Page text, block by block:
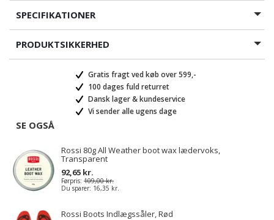
SPECIFIKATIONER
PRODUKTSIKKERHED
Gratis fragt ved køb over 599,-
100 dages fuld returret
Dansk lager & kundeservice
Vi sender alle ugens dage
SE OGSÅ
Rossi 80g All Weather boot wax lædervoks,
Transparent
92,65 kr.
Førpris: 109,00 kr.
Du sparer: 16,35 kr.
Rossi Boots Indlægssåler, Rød